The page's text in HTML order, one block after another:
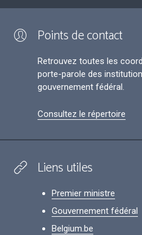
Points de contact
Retrouvez toutes les
porte-parole des
gouvernement fédéral.
Consultez le répertoire
Liens utiles
Premier ministre
Gouvernement fédéral
Belgium.be